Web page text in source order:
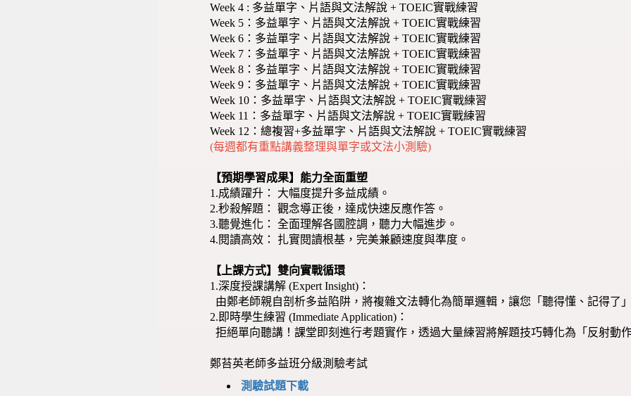
Week 4 : 多益單字、片語與文法解說 + TOEIC實戰練習
Week 5：多益單字、片語與文法解說 + TOEIC實戰練習
Week 6：多益單字、片語與文法解說 + TOEIC實戰練習
Week 7：多益單字、片語與文法解說 + TOEIC實戰練習
Week 8：多益單字、片語與文法解說 + TOEIC實戰練習
Week 9：多益單字、片語與文法解說 + TOEIC實戰練習
Week 10：多益單字、片語與文法解說 + TOEIC實戰練習
Week 11：多益單字、片語與文法解說 + TOEIC實戰練習
Week 12：總複習+多益單字、片語與文法解說 + TOEIC實戰練習
(每週都有重點講義整理與單字或文法小測驗)
【預期學習成果】能力全面重塑
1.成績躍升： 大幅度提升多益成績。
2.秒殺解題： 觀念導正後，達成快速反應作答。
3.聽覺進化： 全面理解各國腔調，聽力大幅進步。
4.閱讀高效： 扎實閱讀根基，完美兼顧速度與準度。
【上課方式】雙向實戰循環
1.深度授課講解 (Expert Insight)：
由鄭老師親自剖析多益陷阱，將複雜文法轉化為簡單邏輯，讓您「聽得懂、記得了」
2.即時學生練習 (Immediate Application)：
拒絕單向聽講！課堂即刻進行考題實作，透過大量練習將解題技巧轉化為「反射動
鄭苔英老師多益班分級測驗考試
測驗試題下載